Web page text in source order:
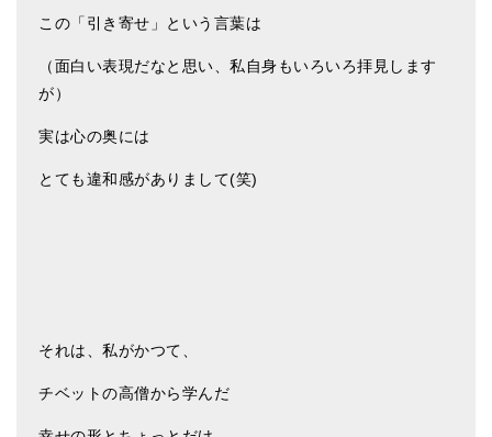
この「引き寄せ」という言葉は
（面白い表現だなと思い、私自身もいろいろ拝見します
が）
実は心の奥には
とても違和感がありまして(笑)
それは、私がかつて、
チベットの高僧から学んだ